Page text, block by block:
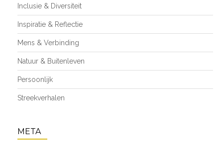
Inclusie & Diversiteit
Inspiratie & Reflectie
Mens & Verbinding
Natuur & Buitenleven
Persoonlijk
Streekverhalen
META